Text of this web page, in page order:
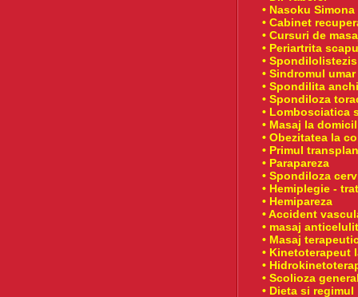
• Nasoku Simona
• Cabinet
• Cursuri de
• Periartrita
• Spondilolistezis
• Sindromul
• Spondilita
• Spondiloza
• Lombosciatica
• Masaj la
• Obezitatea la
• Primul
• Parapareza
• Spondiloza
• Hemiplegie -
• Hemipareza
• Accident
• masaj
• Masaj
• Kinetoterapeut
•
• Scolioza
• Dieta si regimul